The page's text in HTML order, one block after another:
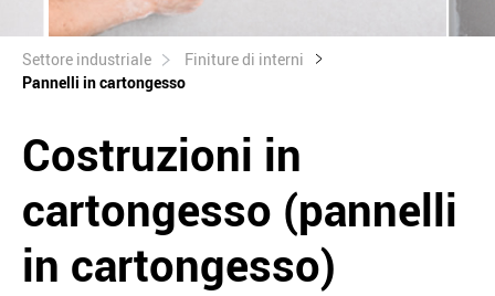
Settore industriale
Finiture di interni
Pannelli in cartongesso
Costruzioni in
cartongesso (pannelli
in cartongesso)